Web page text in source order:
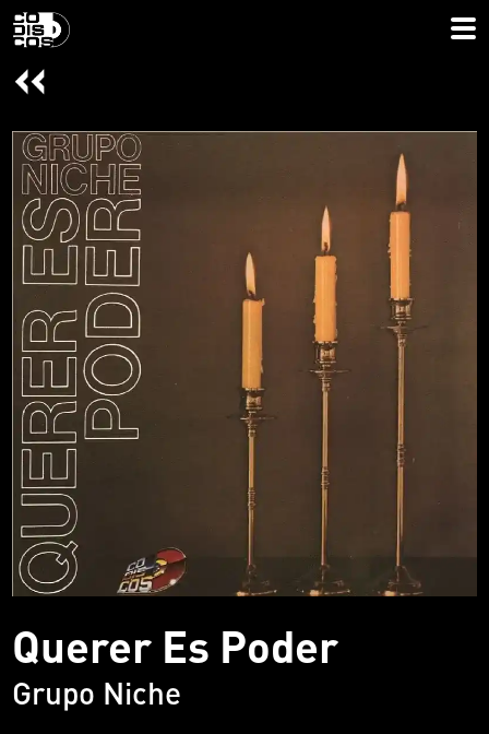
Querer Es Poder
Grupo Niche